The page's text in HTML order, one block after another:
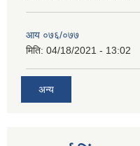
आय ०७६/०७७
मिति: 04/18/2021 - 13:02
अन्य